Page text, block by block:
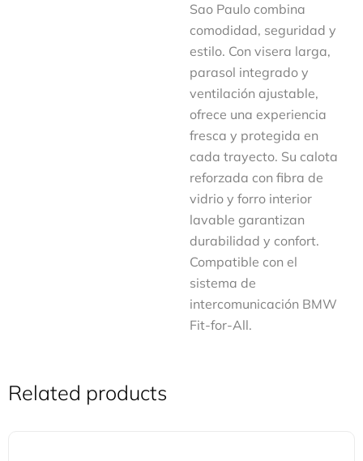
Sao Paulo combina
comodidad, seguridad y
estilo. Con visera larga,
parasol integrado y
ventilación ajustable,
ofrece una experiencia
fresca y protegida en
cada trayecto. Su calota
reforzada con fibra de
vidrio y forro interior
lavable garantizan
durabilidad y confort.
Compatible con el
sistema de
intercomunicación BMW
Fit-for-All.
Related products